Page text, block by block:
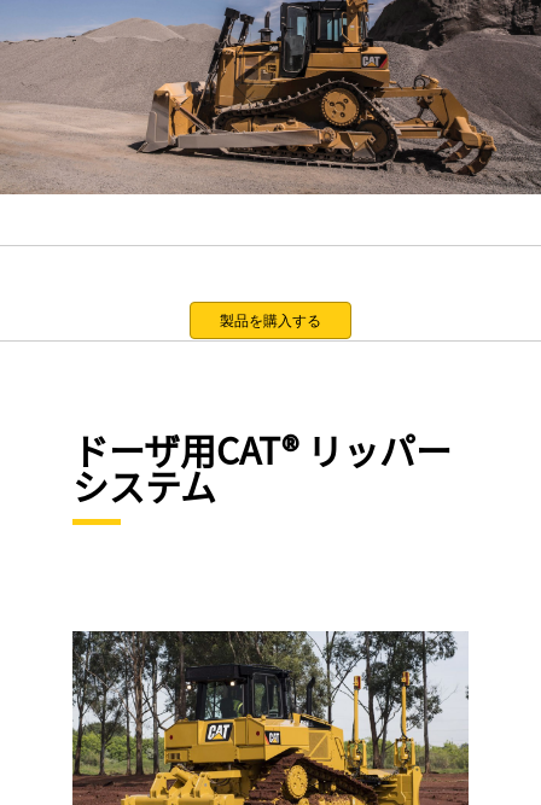
製品を購入する
ドーザ用CAT® リッパー
システム